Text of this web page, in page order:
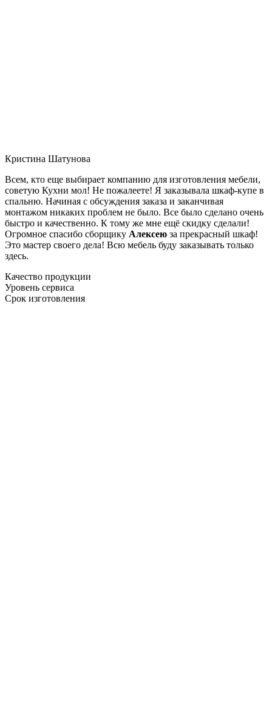
Кристина Шатунова
Всем, кто еще выбирает компанию для изготовления мебели,
советую Кухни мол! Не пожалеете! Я заказывала шкаф-купе в
спальню. Начиная с обсуждения заказа и заканчивая
монтажом никаких проблем не было. Все было сделано очень
быстро и качественно. К тому же мне ещё скидку сделали!
Огромное спасибо сборщику Алексею за прекрасный шкаф!
Это мастер своего дела! Всю мебель буду заказывать только
здесь.
Качество продукции
Уровень сервиса
Срок изготовления